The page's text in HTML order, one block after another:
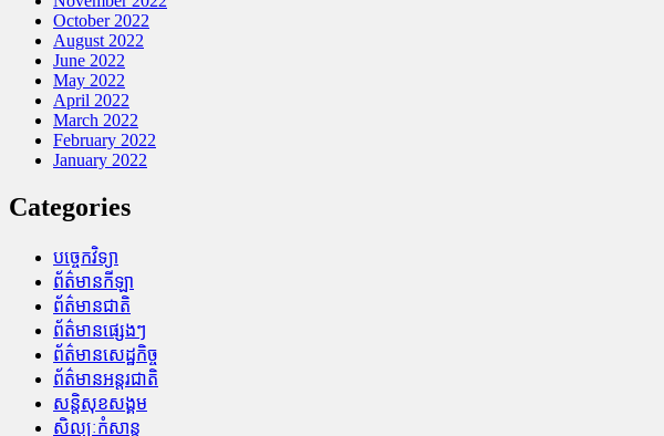
October 2022
August 2022
June 2022
May 2022
April 2022
March 2022
February 2022
January 2022
Categories
បច្ចេកវិទ្យា
ព័ត៌មានកីឡា
ព័ត៌មានជាតិ
ព័ត៌មានផ្សេងៗ
ព័ត៌មានសេដ្ឋកិច្ច
ព័ត៌មានអន្តរជាតិ
សន្តិសុខសង្គម
សិល្បៈកំសាន្ត